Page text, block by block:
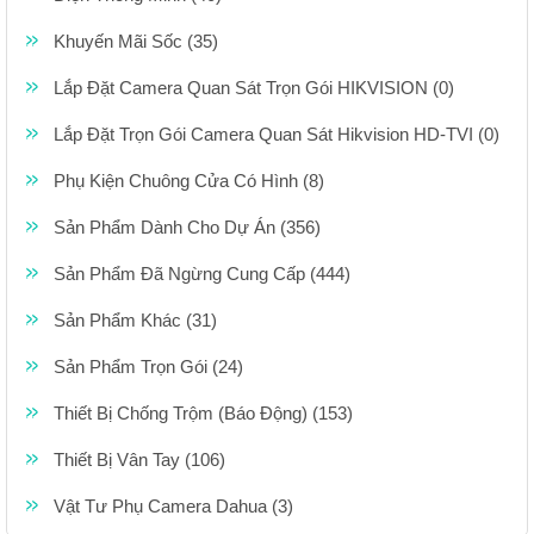
Khuyến Mãi Sốc (35)
Lắp Đặt Camera Quan Sát Trọn Gói HIKVISION (0)
Lắp Đặt Trọn Gói Camera Quan Sát Hikvision HD-TVI (0)
Phụ Kiện Chuông Cửa Có Hình (8)
Sản Phẩm Dành Cho Dự Án (356)
Sản Phẩm Đã Ngừng Cung Cấp (444)
Sản Phẩm Khác (31)
Sản Phẩm Trọn Gói (24)
Thiết Bị Chống Trộm (Báo Động) (153)
Thiết Bị Vân Tay (106)
Vật Tư Phụ Camera Dahua (3)